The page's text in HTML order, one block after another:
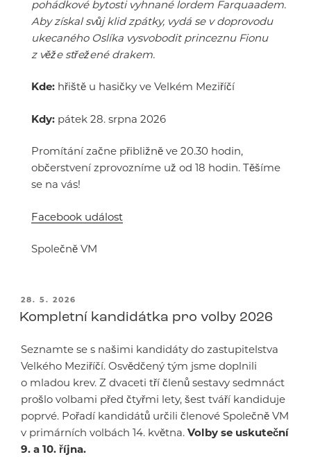
pohádkové bytosti vyhnané lordem Farquaadem.
Aby získal svůj klid zpátky, vydá se v doprovodu
ukecaného Oslíka vysvobodit princeznu Fionu
z věže střežené drakem.
Kde: hřiště u hasičky ve Velkém Meziříčí
Kdy: pátek 28. srpna 2026
Promítání začne přibližně ve 20.30 hodin,
občerstvení zprovozníme už od 18 hodin. Těšíme
se na vás!
Facebook událost
Společně VM
PUBLIKOVÁNO
28. 5. 2026
Kompletní kandidátka pro volby 2026
Seznamte se s našimi kandidáty do zastupitelstva
Velkého Meziříčí. Osvědčený tým jsme doplnili
o mladou krev. Z dvaceti tří členů sestavy sedmnáct
prošlo volbami před čtyřmi lety, šest tváří kandiduje
poprvé. Pořadí kandidátů určili členové Společně VM
v primárních volbách 14. května. Volby se uskuteční
9. a 10. října.